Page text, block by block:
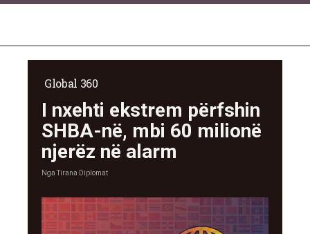
Global 360
I nxehti ekstrem përfshin
SHBA-në, mbi 60 milionë
njerëz në alarm
Nga Tirana Diplomat